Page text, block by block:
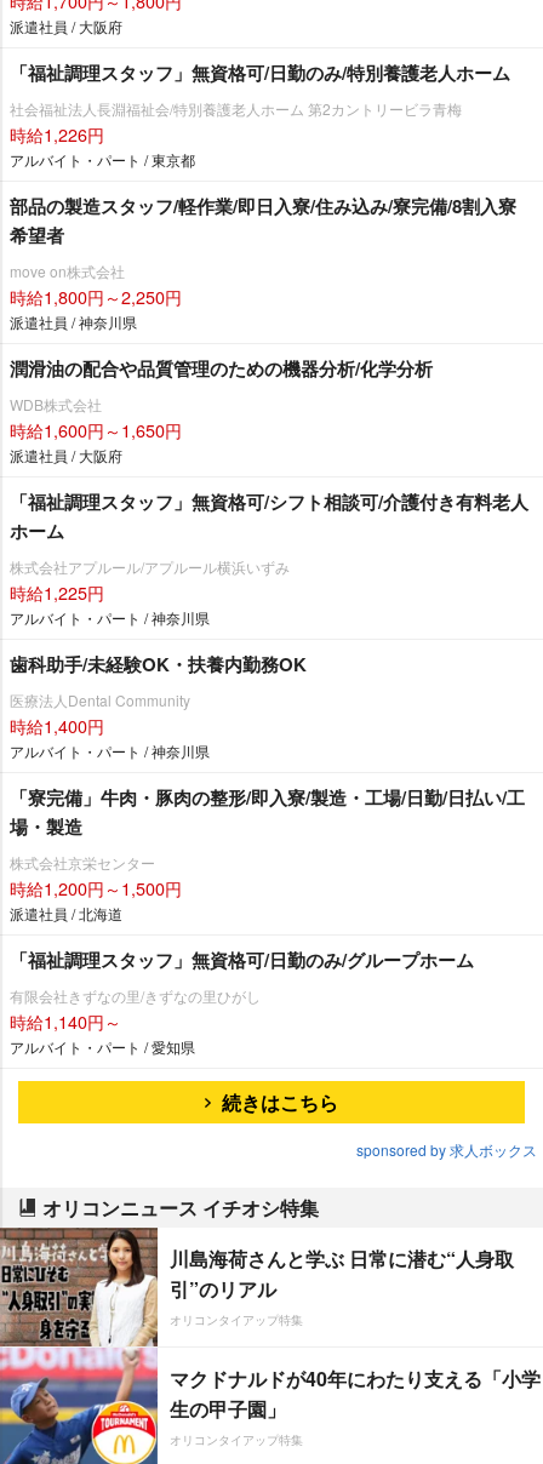
派遣社員 / 大阪府
「福祉調理スタッフ」無資格可/日勤のみ/特別養護老人ホーム
社会福祉法人長淵福祉会/特別養護老人ホーム 第2カントリービラ青梅
時給1,226円
アルバイト・パート / 東京都
部品の製造スタッフ/軽作業/即日入寮/住み込み/寮完備/8割入寮
希望者
move on株式会社
時給1,800円～2,250円
派遣社員 / 神奈川県
潤滑油の配合や品質管理のための機器分析/化学分析
WDB株式会社
時給1,600円～1,650円
派遣社員 / 大阪府
「福祉調理スタッフ」無資格可/シフト相談可/介護付き有料老人
ホーム
株式会社アプルール/アプルール横浜いずみ
時給1,225円
アルバイト・パート / 神奈川県
歯科助手/未経験OK・扶養内勤務OK
医療法人Dental Community
時給1,400円
アルバイト・パート / 神奈川県
「寮完備」牛肉・豚肉の整形/即入寮/製造・工場/日勤/日払い/工
場・製造
株式会社京栄センター
時給1,200円～1,500円
派遣社員 / 北海道
「福祉調理スタッフ」無資格可/日勤のみ/グループホーム
有限会社きずなの里/きずなの里ひがし
時給1,140円～
アルバイト・パート / 愛知県
続きはこちら
sponsored by 求人ボックス
オリコンニュース イチオシ特集
川島海荷さんと学ぶ 日常に潜む“人身取
引”のリアル
オリコンタイアップ特集
マクドナルドが40年にわたり支える「小学
生の甲子園」
オリコンタイアップ特集